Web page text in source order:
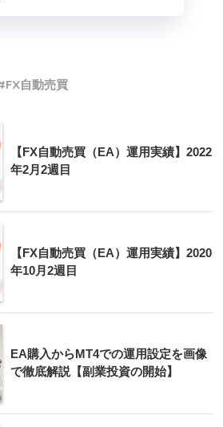
FX自動売買
【FX自動売買（EA）運用実績】2022
年2月2週目
【FX自動売買（EA）運用実績】2020
年10月2週目
EA購入からMT4での運用設定を画像
で徹底解説【副業投資の開始】